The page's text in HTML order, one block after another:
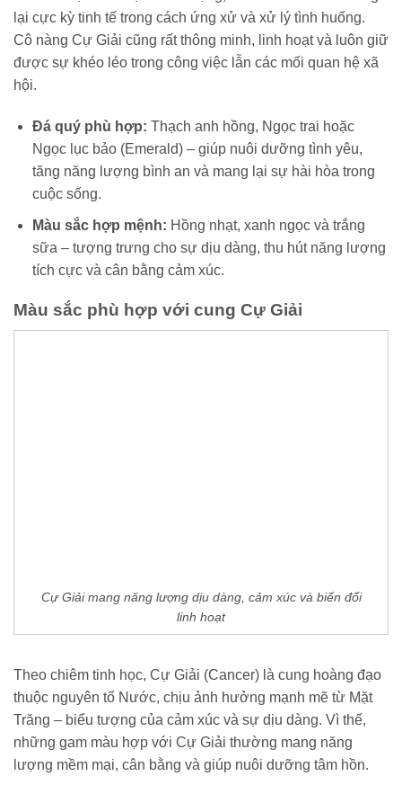
lại cực kỳ tinh tế trong cách ứng xử và xử lý tình huống.
Cô nàng Cự Giải cũng rất thông minh, linh hoạt và luôn giữ
được sự khéo léo trong công việc lẫn các mối quan hệ xã
hội.
Đá quý phù hợp: Thạch anh hồng, Ngọc trai hoặc
Ngọc lục bảo (Emerald) – giúp nuôi dưỡng tình yêu,
tăng năng lượng bình an và mang lại sự hài hòa trong
cuộc sống.
Màu sắc hợp mệnh: Hồng nhạt, xanh ngọc và trắng
sữa – tượng trưng cho sự dịu dàng, thu hút năng lượng
tích cực và cân bằng cảm xúc.
Màu sắc phù hợp với cung Cự Giải
Cự Giải mang năng lượng dịu dàng, cảm xúc và biến đổi
linh hoạt
Theo chiêm tinh học, Cự Giải (Cancer) là cung hoàng đạo
thuộc nguyên tố Nước, chịu ảnh hưởng mạnh mẽ từ Mặt
Trăng – biểu tượng của cảm xúc và sự dịu dàng. Vì thế,
những gam màu hợp với Cự Giải thường mang năng
lượng mềm mại, cân bằng và giúp nuôi dưỡng tâm hồn.